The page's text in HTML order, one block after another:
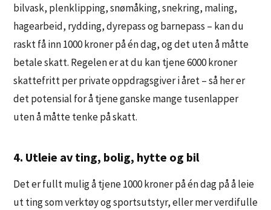
bilvask, plenklipping, snømåking, snekring, maling,
hagearbeid, rydding, dyrepass og barnepass – kan du
raskt få inn 1000 kroner på én dag, og det uten å måtte
betale skatt. Regelen er at du kan tjene 6000 kroner
skattefritt per private oppdragsgiver i året – så her er
det potensial for å tjene ganske mange tusenlapper
uten å måtte tenke på skatt.
4. Utleie av ting, bolig, hytte og bil
Det er fullt mulig å tjene 1000 kroner på én dag på å leie
ut ting som verktøy og sportsutstyr, eller mer verdifulle